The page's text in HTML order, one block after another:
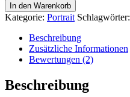
In den Warenkorb
Kategorie: Portrait Schlagwörter:
Beschreibung
Zusätzliche Informationen
Bewertungen (2)
Beschreibung